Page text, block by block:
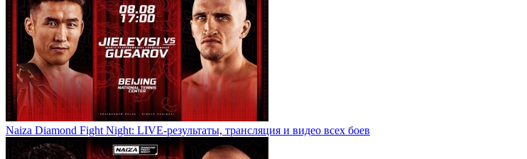
Naiza Diamond Fight Night: LIVE-результаты, трансляция и видео всех боев